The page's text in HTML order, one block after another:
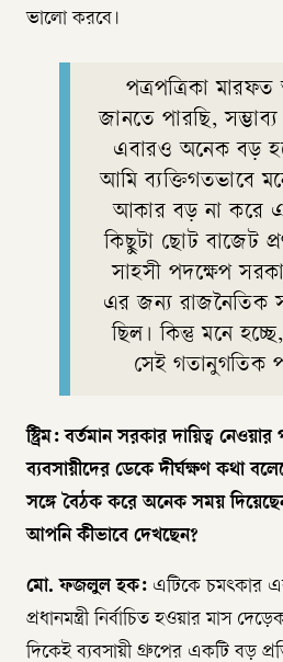
ভালো করবে।
পত্রপত্রিকা
জানতে পারছি,
এবারও অনেক বড়
আমি ব্যক্তিগতভাবে
আকার বড় না করে
কিছুটা ছোট বাজেট
সাহসী পদক্ষেপ
এর জন্য রাজনৈতিক
ছিল। কিন্তু মনে
সেই গতানুগতিক
স্ট্রিম: বর্তমান সরকার দায়িত্ব নেওয়ার
ব্যবসায়ীদের ডেকে দীর্ঘক্ষণ কথা
সঙ্গে বৈঠক করে অনেক সময়
আপনি কীভাবে দেখছেন?
মো. ফজলুল হক: এটিকে চমৎকার
প্রধানমন্ত্রী নির্বাচিত হওয়ার মাস
দিকেই ব্যবসায়ী গ্রুপের একটি বড়